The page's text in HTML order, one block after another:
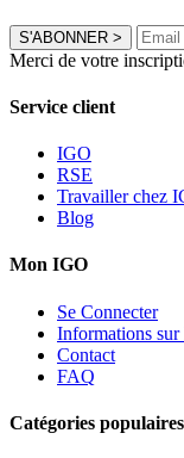
S'ABONNER >
Merci de votre
Service client
IGO
RSE
Travailler chez
Blog
Mon IGO
Se Connecter
Informations sur
Contact
FAQ
Catégories populaires